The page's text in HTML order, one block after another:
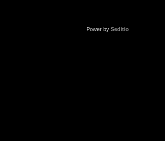
Power by Seditio